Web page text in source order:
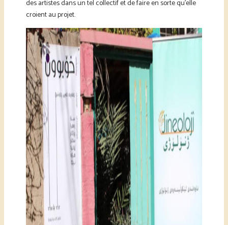
des artistes dans un tel collectif et de faire en sorte qu’elle
croient au projet.